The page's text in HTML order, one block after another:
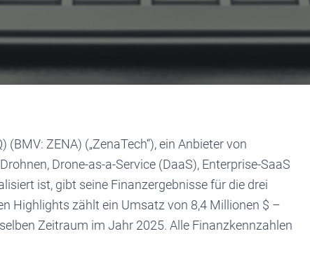
(BMV: ZENA) („ZenaTech“), ein Anbieter von
Drone-as-a-Service (DaaS), Enterprise-SaaS
ist, gibt seine Finanzergebnisse für die drei
Highlights zählt ein Umsatz von 8,4 Millionen $ –
Zeitraum im Jahr 2025. Alle Finanzkennzahlen